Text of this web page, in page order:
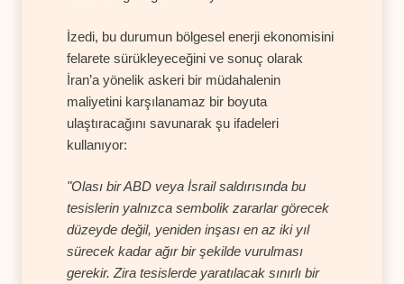
İzedi, bu durumun bölgesel enerji ekonomisini
felarete sürükleyeceğini ve sonuç olarak
İran’a yönelik askeri bir müdahalenin
maliyetini karşılanamaz bir boyuta
ulaştıracağını savunarak şu ifadeleri
kullanıyor:
"Olası bir ABD veya İsrail saldırısında bu
tesislerin yalnızca sembolik zararlar görecek
düzeyde değil, yeniden inşası en az iki yıl
sürecek kadar ağır bir şekilde vurulması
gerekir. Zira tesislerde yaratılacak sınırlı bir